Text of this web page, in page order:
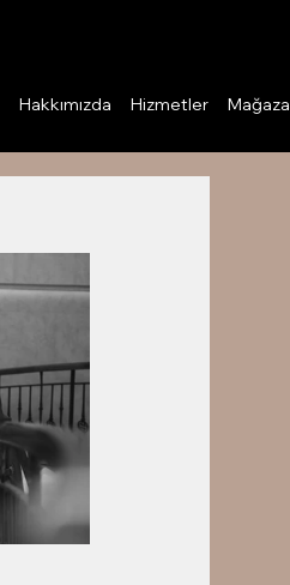
Hakkımızda Hizmetler Mağaza